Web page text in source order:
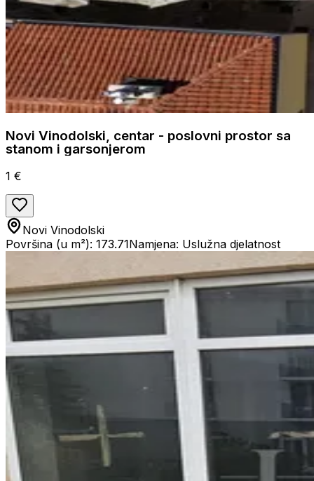
Novi Vinodolski, centar - poslovni prostor sa
stanom i garsonjerom
1 €
Novi Vinodolski
Površina (u m²): 173.71Namjena: Uslužna djelatnost